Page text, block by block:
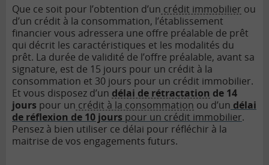
Que ce soit pour l’obtention d’un crédit immobilier ou
d’un crédit à la consommation, l’établissement
financier vous adressera une offre préalable de prêt
qui décrit les caractéristiques et les modalités du
prêt. La durée de validité de l’offre préalable, avant sa
signature, est de 15 jours pour un crédit à la
consommation et 30 jours pour un crédit immobilier.
Et vous disposez d’un délai de rétractation de 14
jours pour un crédit à la consommation ou d’un délai
de réflexion de 10 jours pour un crédit immobilier.
Pensez à bien utiliser ce délai pour réfléchir à la
maitrise de vos engagements futurs.